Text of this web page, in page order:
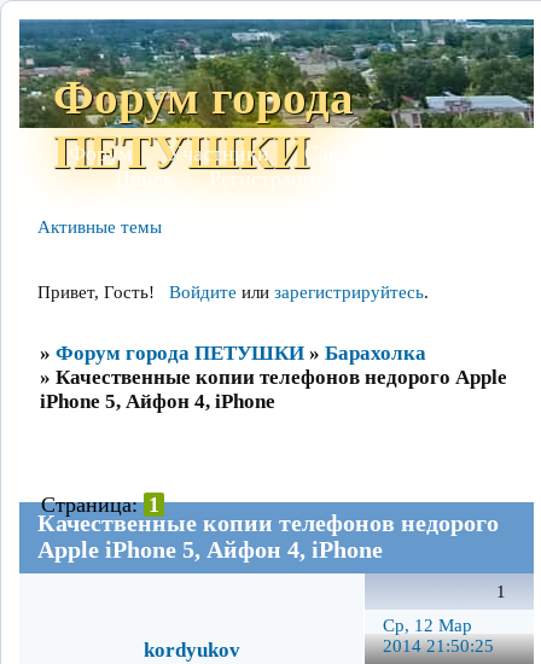
Форум города
ПЕТУШКИ
Форум Участники Сайт
Поиск
Регистрация
Активные темы
Привет, Гость! Войдите или зарегистрируйтесь.
» Форум города ПЕТУШКИ » Барахолка
» Качественные копии телефонов недорого Apple
iPhone 5, Айфон 4, iPhone
Качественные копии телефонов недорого
Apple iPhone 5, Айфон 4, iPhone
Страница: 1
1
Ср, 12 Мар
2014 21:50:25
kordyukov